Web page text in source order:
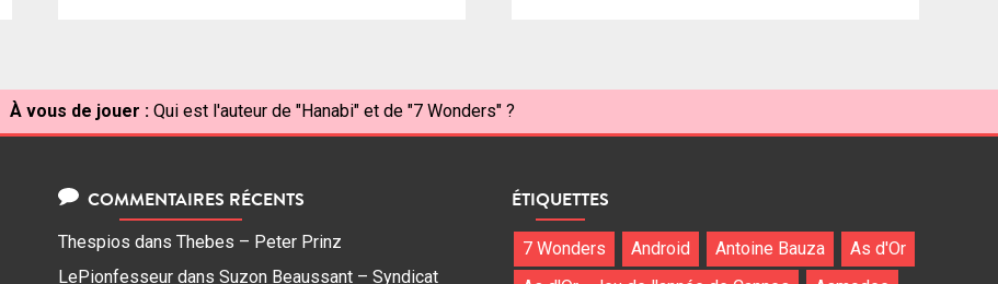
À vous de jouer : Qui est l'auteur de "Hanabi" et de "7 Wonders" ?
COMMENTAIRES RÉCENTS
Thespios dans Thebes – Peter Prinz
LePionfesseur dans Suzon Beaussant – Syndicat
ÉTIQUETTES
7 Wonders Android Antoine Bauza
As d'Or